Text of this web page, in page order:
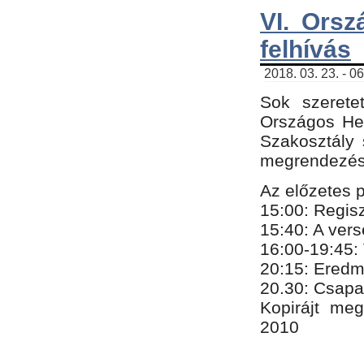
VI.
felhívás
2018. 03. 23. -
Sok
Országos
Az előzetes
15:00:
15:40: A
16:00-19:45:
20:​15​:
​20.30:
Kopirájt
2010